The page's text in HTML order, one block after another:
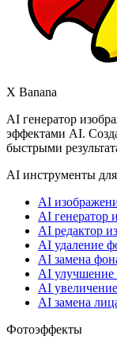
X Banana
AI генератор
эффектами AI.
быстрыми
AI инструменты
AI
AI генератор
AI редактор
AI удаление
AI замена
AI улучшение
AI
AI замена
Фотоэффекты